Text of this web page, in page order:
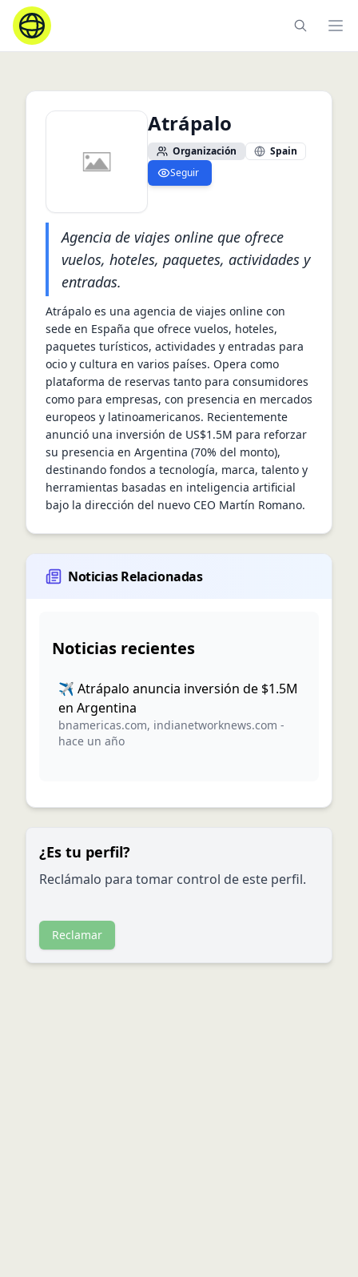
Atrápalo
Organización
Spain
Seguir
Agencia de viajes online que ofrece
vuelos, hoteles, paquetes, actividades y
entradas.
Atrápalo es una agencia de viajes online con
sede en España que ofrece vuelos, hoteles,
paquetes turísticos, actividades y entradas para
ocio y cultura en varios países. Opera como
plataforma de reservas tanto para consumidores
como para empresas, con presencia en mercados
europeos y latinoamericanos. Recientemente
anunció una inversión de US$1.5M para reforzar
su presencia en Argentina (70% del monto),
destinando fondos a tecnología, marca, talento y
herramientas basadas en inteligencia artificial
bajo la dirección del nuevo CEO Martín Romano.
Noticias Relacionadas
Noticias recientes
✈️ Atrápalo anuncia inversión de $1.5M
en Argentina
bnamericas.com, indianetworknews.com -
hace un año
¿Es tu perfil?
Reclámalo para tomar control de este perfil.
Reclamar